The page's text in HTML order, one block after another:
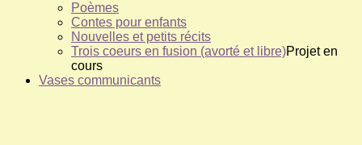
Poèmes
Contes pour enfants
Nouvelles et petits récits
Trois coeurs en fusion (avorté et libre)Projet en
cours
Vases communicants